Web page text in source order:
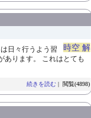
時空 解
日々行うよう習
あります。 これはとても
続きを読む | 閲覧(4898)